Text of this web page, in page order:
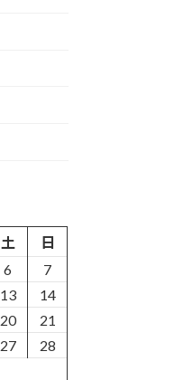
土
日
6
7
13
14
20
21
27
28